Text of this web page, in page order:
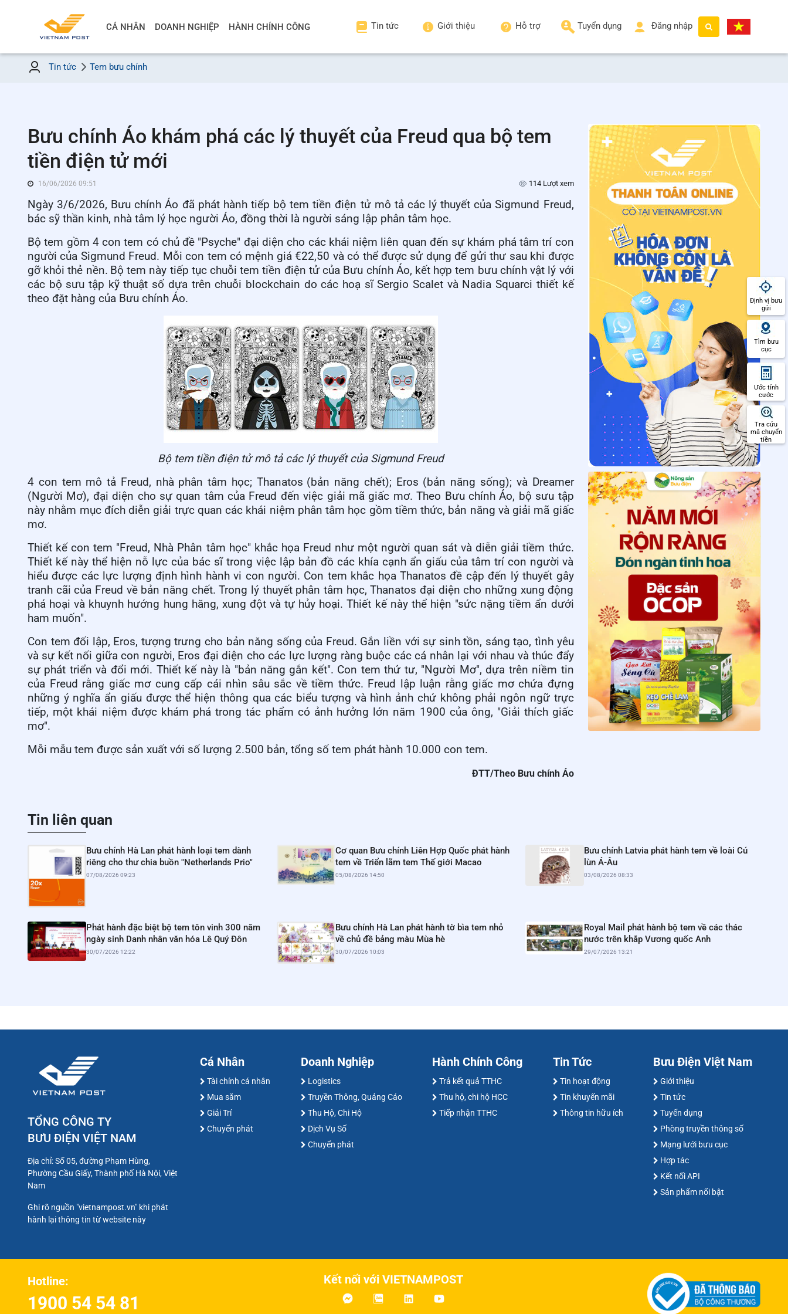
CÁ NHÂN DOANH NGHIỆP HÀNH CHÍNH CÔNG Tin tức Giới thiệu Hỗ trợ Tuyển dụng Đăng nhập
Tin tức Tem bưu chính
Bưu chính Áo khám phá các lý thuyết của Freud qua bộ tem
tiền điện tử mới
16/06/2026 09:51 114 Lượt xem
Ngày 3/6/2026, Bưu chính Áo đã phát hành tiếp bộ tem tiền điện tử mô tả các lý thuyết của Sigmund Freud,
bác sỹ thần kinh, nhà tâm lý học người Áo, đồng thời là người sáng lập phân tâm học.
Bộ tem gồm 4con tem có chủ đề "Psyche" đại diện cho các khái niệm liên quan đến sự khám phá tâm trí con
người của Sigmund Freud. Mỗi con tem có mệnh giá €22,50 và có thể được sử dụng để gửi thư sau khi được
gỡ khỏi thẻ nền. Bộ tem này tiếp tục chuỗi tem tiền điện tử của Bưu chính Áo, kết hợp tem bưu chính vật lý với
các bộ sưu tập kỹ thuật số dựa trênchuỗi blockchain do các hoạ sĩSergio Scalet và Nadia Squarci thiết kế
theo đặt hàng của Bưu chính Áo.
Bộ tem tiền điện tử mô tả các lý thuyết của Sigmund Freud
4 con tem mô tả Freud, nhà phân tâm học; Thanatos (bản năng chết); Eros (bản năng sống); và Dreamer
(Người Mơ), đại diện cho sự quan tâm của Freud đến việc giải mã giấc mơ. Theo Bưu chínhÁo, bộ sưu tập
này nhằm mục đích diễn giải trực quan các khái niệm phân tâm học gồm tiềm thức, bản năng và giải mã giấc
mơ.
Thiết kếcontem "Freud, Nhà Phân tâm học" khắc họa Freud như một người quan sát và diễn giải tiềm thức.
Thiết kế này thể hiện nỗ lực của bác sĩ trong việc lập bản đồ các khía cạnh ẩn giấu của tâm trí con người và
hiểu được các lực lượng định hình hành vi con người. Con tem khắc họa Thanatos đề cập đến lý thuyết gây
tranh cãi của Freud về bản năng chết. Trong lý thuyết phân tâm học, Thanatos đại diện cho những xung động
phá hoại và khuynh hướng hung hăng, xung đột và tự hủy hoại.Thiết kế này thể hiện "sức nặng tiềm ẩn dưới
ham muốn".
Con tem đối lập, Eros, tượng trưng cho bản năng sống của Freud. Gắn liền với sự sinh tồn, sáng tạo, tình yêu
và sự kết nối giữa con người, Eros đại diện cho các lực lượng ràng buộc các cá nhân lại với nhau và thúc đẩy
sự phát triển và đổi mới. Thiết kế này là "bản năng gắn kết". Con temthứ tư, "Người Mơ", dựa trên niềm tin
của Freud rằng giấc mơ cung cấp cái nhìn sâu sắc về tiềm thức. Freud lập luận rằng giấc mơ chứa đựng
những ý nghĩa ẩn giấu được thể hiện thông qua các biểu tượng và hình ảnh chứ không phải ngôn ngữ trực
tiếp, một khái niệm được khám phá trong tác phẩm có ảnh hưởng lớn năm 1900 của ông, "Giải thích giấc
mơ".
Mỗi mẫu tem được sản xuất với số lượng 2.500 bản, tổng số tem phát hành 10.000 con tem.
ĐTT/Theo Bưu chính Áo
Tin liên quan
Bưu chính Hà Lan phát hành loại tem dành
riêng cho thư chia buồn "Netherlands Prio"
07/08/2026 09:23
Cơ quan Bưu chính Liên Hợp Quốc phát hành
tem về Triển lãm tem Thế giới Macao
05/08/2026 14:50
Bưu chính Latvia phát hành tem về loài Cú
lùn Á-Âu
03/08/2026 08:33
Phát hành đặc biệt bộ tem tôn vinh 300 năm
ngày sinh Danh nhân văn hóa Lê Quý Đôn
30/07/2026 12:22
Bưu chính Hà Lan phát hành tờ bìa tem nhỏ
về chủ đề bảng màu Mùa hè
30/07/2026 10:03
Royal Mail phát hành bộ tem về các thác
nước trên khắp Vương quốc Anh
29/07/2026 13:21
TỔNG CÔNG TY
BƯU ĐIỆN VIỆT NAM
Địa chỉ: Số 05, đường Phạm Hùng,
Phường Cầu Giấy, Thành phố Hà Nội, Việt
Nam
Ghi rõ nguồn "vietnampost.vn" khi phát
hành lại thông tin từ website này
Cá Nhân
Tài chính cá nhân
Mua sắm
Giải Trí
Chuyển phát
Doanh Nghiệp
Logistics
Truyền Thông, Quảng Cáo
Thu Hộ, Chi Hộ
Dịch Vụ Số
Chuyển phát
Hành Chính Công
Trả kết quả TTHC
Thu hộ, chi hộ HCC
Tiếp nhận TTHC
Tin Tức
Tin hoạt động
Tin khuyến mãi
Thông tin hữu ích
Bưu Điện Việt Nam
Giới thiệu
Tin tức
Tuyển dụng
Phòng truyền thông số
Mạng lưới bưu cục
Hợp tác
Kết nối API
Sản phẩm nổi bật
Hotline:
1900 54 54 81
Kết nối với VIETNAMPOST
Định vị bưu
gửi
Tìm bưu
cục
Ước tính
cước
Tra cứu
mã chuyển
tiền